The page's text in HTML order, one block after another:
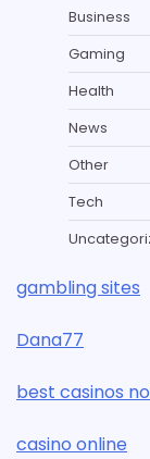
Business
Gaming
Health
News
Other
Tech
gambling sites
Dana77
best casinos
casino online